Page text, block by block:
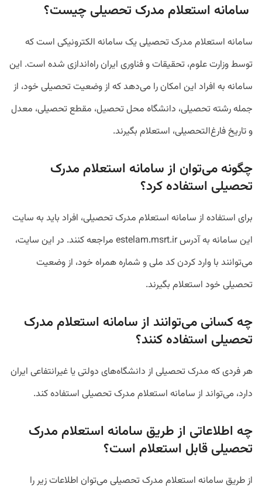
سامانه استعلام مدرک تحصیلی چیست؟
سامانه استعلام مدرک تحصیلی یک سامانه الکترونیکی است که
توسط وزارت علوم، تحقیقات و فناوری ایران راه‌اندازی شده است. این
سامانه به افراد این امکان را می‌دهد که از وضعیت تحصیلی خود، از
جمله رشته تحصیلی، دانشگاه محل تحصیل، مقطع تحصیلی، معدل
و تاریخ فارغ‌التحصیلی، استعلام بگیرند.
چگونه می‌توان از سامانه استعلام مدرک
تحصیلی استفاده کرد؟
برای استفاده از سامانه استعلام مدرک تحصیلی، افراد باید به سایت
این سامانه به آدرس estelam.msrt.ir مراجعه کنند. در این سایت،
می‌توانند با وارد کردن کد ملی و شماره همراه خود، از وضعیت
تحصیلی خود استعلام بگیرند.
چه کسانی می‌توانند از سامانه استعلام مدرک
تحصیلی استفاده کنند؟
هر فردی که مدرک تحصیلی از دانشگاه‌های دولتی یا غیرانتفاعی ایران
دارد، می‌تواند از سامانه استعلام مدرک تحصیلی استفاده کند.
چه اطلاعاتی از طریق سامانه استعلام مدرک
تحصیلی قابل استعلام است؟
از طریق سامانه استعلام مدرک تحصیلی می‌توان اطلاعات زیر را